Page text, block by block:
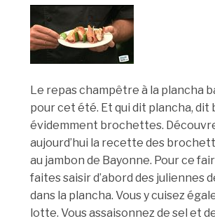
Le repas champêtre à la plancha
pour cet été. Et qui dit plancha, dit
évidemment brochettes.
aujourd’hui la recette des
au jambon de Bayonne. Pour ce
faites saisir d’abord des juliennes
dans la plancha. Vous y cuisez
lotte. Vous assaisonnez de sel et